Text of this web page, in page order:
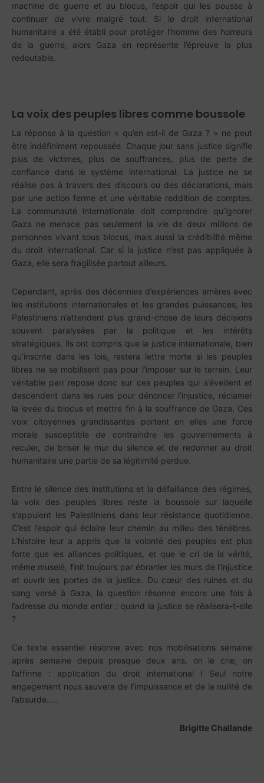
machine de guerre et au blocus, l’espoir qui les pousse à
continuer de vivre malgré tout. Si le droit international
humanitaire a été établi pour protéger l’homme des horreurs
de la guerre, alors Gaza en représente l’épreuve la plus
redoutable.
La voix des peuples libres comme boussole
La réponse à la question « qu’en est-il de Gaza ? » ne peut
être indéfiniment repoussée. Chaque jour sans justice signifie
plus de victimes, plus de souffrances, plus de perte de
confiance dans le système international. La justice ne se
réalise pas à travers des discours ou des déclarations, mais
par une action ferme et une véritable reddition de comptes.
La communauté internationale doit comprendre qu’ignorer
Gaza ne menace pas seulement la vie de deux millions de
personnes vivant sous blocus, mais aussi la crédibilité même
du droit international. Car si la justice n’est pas appliquée à
Gaza, elle sera fragilisée partout ailleurs.
Cependant, après des décennies d’expériences amères avec
les institutions internationales et les grandes puissances, les
Palestiniens n’attendent plus grand-chose de leurs décisions
souvent paralysées par la politique et les intérêts
stratégiques. Ils ont compris que la justice internationale, bien
qu’inscrite dans les lois, restera lettre morte si les peuples
libres ne se mobilisent pas pour l’imposer sur le terrain. Leur
véritable pari repose donc sur ces peuples qui s’éveillent et
descendent dans les rues pour dénoncer l’injustice, réclamer
la levée du blocus et mettre fin à la souffrance de Gaza. Ces
voix citoyennes grandissantes portent en elles une force
morale susceptible de contraindre les gouvernements à
reculer, de briser le mur du silence et de redonner au droit
humanitaire une partie de sa légitimité perdue.
Entre le silence des institutions et la défaillance des régimes,
la voix des peuples libres reste la boussole sur laquelle
s’appuient les Palestiniens dans leur résistance quotidienne.
C’est l’espoir qui éclaire leur chemin au milieu des ténèbres.
L’histoire leur a appris que la volonté des peuples est plus
forte que les alliances politiques, et que le cri de la vérité,
même muselé, finit toujours par ébranler les murs de l’injustice
et ouvrir les portes de la justice. Du cœur des ruines et du
sang versé à Gaza, la question résonne encore une fois à
l’adresse du monde entier : quand la justice se réalisera-t-elle
?
Ce texte essentiel résonne avec nos mobilisations semaine
après semaine depuis presque deux ans, on le crie, on
l’affirme : application du droit international ! Seul notre
engagement nous sauvera de l’impuissance et de la nullité de
l’absurde…..
Brigitte Challande